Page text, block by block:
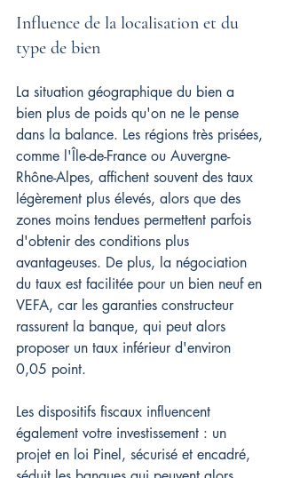
Influence de la localisation et du
type de bien
La situation géographique du bien a
bien plus de poids qu'on ne le pense
dans la balance. Les régions très prisées,
comme l'Île-de-France ou Auvergne-
Rhône-Alpes, affichent souvent des taux
légèrement plus élevés, alors que des
zones moins tendues permettent parfois
d'obtenir des conditions plus
avantageuses. De plus, la négociation
du taux est facilitée pour un bien neuf en
VEFA, car les garanties constructeur
rassurent la banque, qui peut alors
proposer un taux inférieur d'environ
0,05 point.
Les dispositifs fiscaux influencent
également votre investissement : un
projet en loi Pinel, sécurisé et encadré,